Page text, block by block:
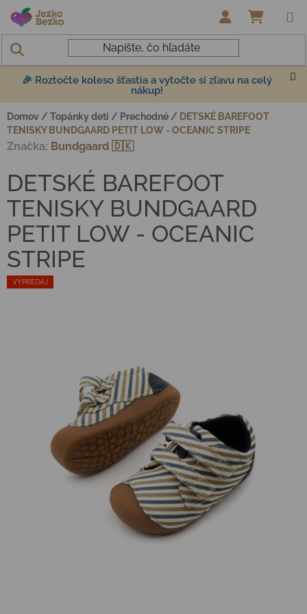
Prejsť na obsah
🎉 Roztočte koleso šťastia a vytočte si zľavu na celý
nákup!
Domov / Topánky deti / Prechodné / DETSKÉ BAREFOOT
TENISKY BUNDGAARD PETIT LOW - OCEANIC STRIPE
VÝPREDAJ
DETSKÉ BAREFOOT
TENISKY BUNDGAARD
PETIT LOW - OCEANIC
STRIPE
Značka: Bundgaard 🇩🇰